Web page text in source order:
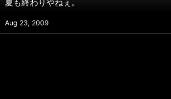
夏も終わりやねぇ。
Aug 23, 2009